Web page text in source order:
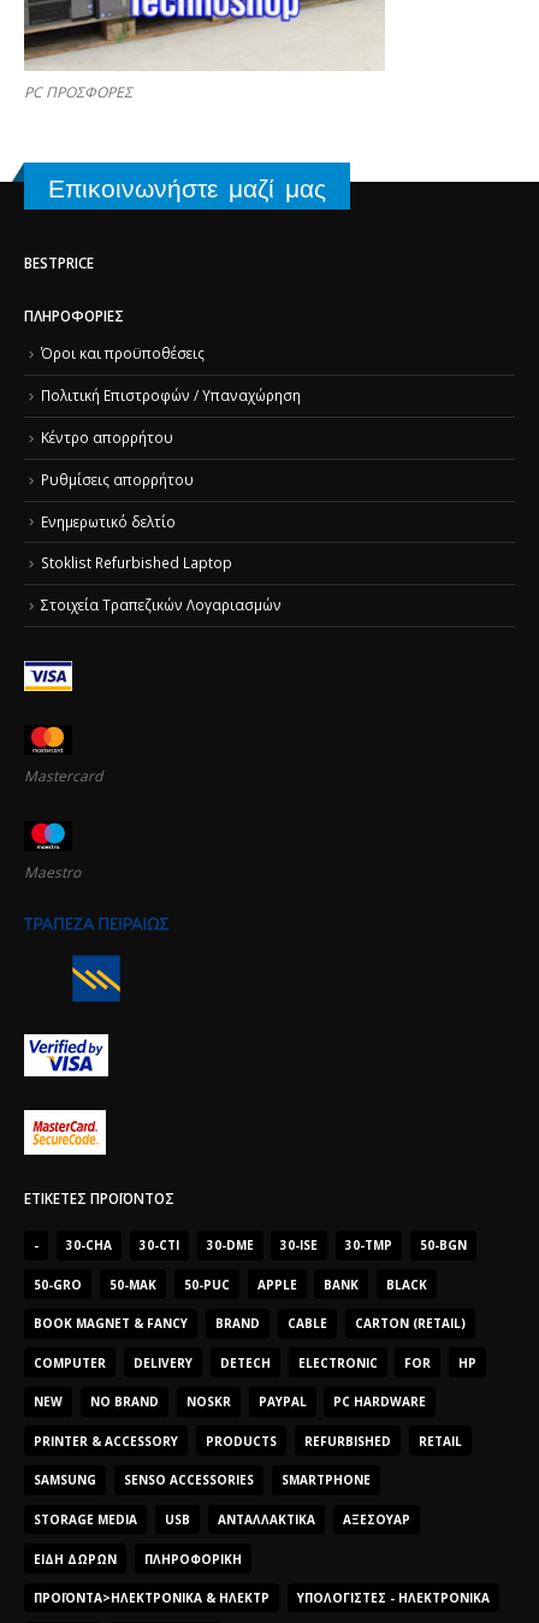
PC ΠΡΟΣΦΟΡΕΣ
Επικοινωνήστε μαζί μας
BESTPRICE
ΠΛΗΡΟΦΟΡΊΕΣ
Όροι και προϋποθέσεις
Πολιτική Επιστροφών / Υπαναχώρηση
Κέντρο απορρήτου
Ρυθμίσεις απορρήτου
Ενημερωτικό δελτίο
Stoklist Refurbished Laptop
Στοιχεία Τραπεζικών Λογαριασμών
Mastercard
Maestro
ΕΤΙΚΈΤΕΣ ΠΡΟΪΌΝΤΟΣ
- 30-CHA 30-CTI 30-DME 30-ISE 30-TMP 50-BGN
50-GRO 50-MAK 50-PUC APPLE BANK BLACK
BOOK MAGNET & FANCY BRAND CABLE CARTON (RETAIL)
COMPUTER DELIVERY DETECH ELECTRONIC FOR HP
NEW NO BRAND NOSKR PAYPAL PC HARDWARE
PRINTER & ACCESSORY PRODUCTS REFURBISHED RETAIL
SAMSUNG SENSO ACCESSORIES SMARTPHONE
STORAGE MEDIA USB ΑΝΤΑΛΛΑΚΤΙΚΆ ΑΞΕΣΟΥΆΡ
ΕΊΔΗ ΔΏΡΩΝ ΠΛΗΡΟΦΟΡΙΚΉ
ΠΡΟΪΌΝΤΑ>ΗΛΕΚΤΡΟΝΙΚΆ & ΗΛΕΚΤΡ ΥΠΟΛΟΓΙΣΤΈΣ - ΗΛΕΚΤΡΟΝΙΚΆ